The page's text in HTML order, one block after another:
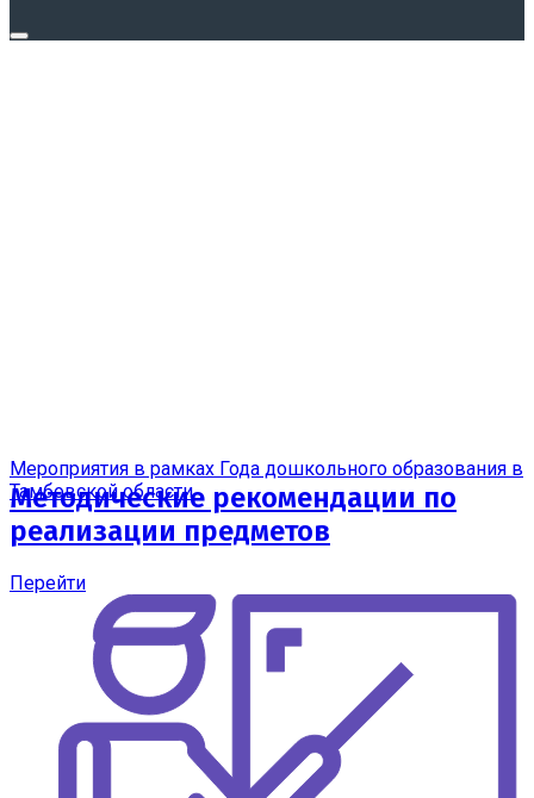
Мероприятия в рамках Года дошкольного образования в
Тамбовской области
Методические рекомендации по
реализации предметов
Перейти